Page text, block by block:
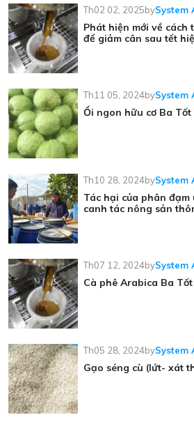
Th02 02, 2025bySystem
Phát hiện mới về cách
để giảm cân sau tết
Th11 05, 2024bySystem
Ổi ngon hữu cơ Ba Tốt
Th10 28, 2024bySystem
Tác hại của phân
canh tác nông sản
Th07 12, 2024bySystem
Cà phê Arabica Ba Tốt
Th05 28, 2024bySystem
Gạo séng cù (lứt- xát